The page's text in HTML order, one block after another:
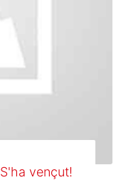
S'ha vençut!